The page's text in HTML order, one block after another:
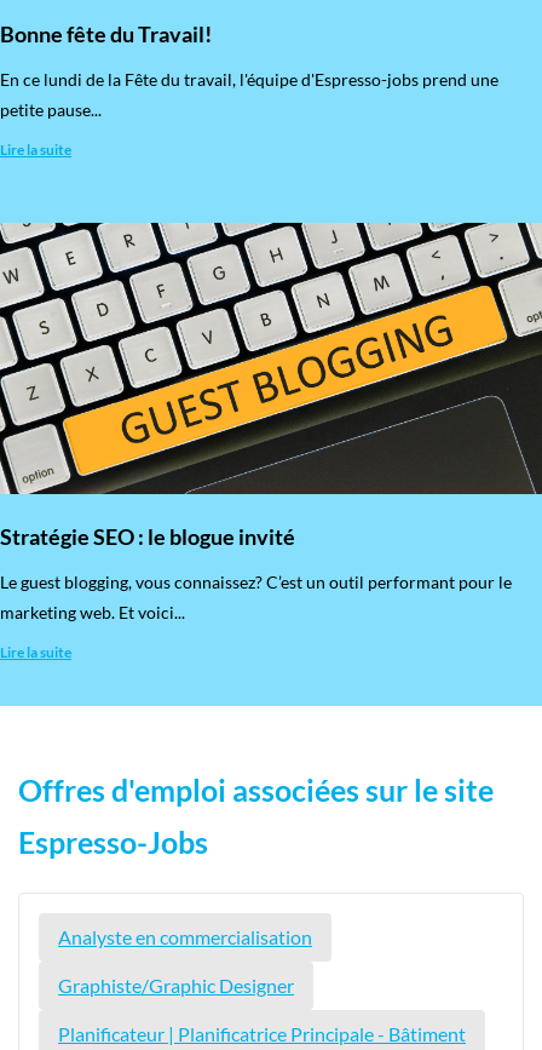
Bonne fête du Travail!
En ce lundi de la Fête du travail, l'équipe d'Espresso-jobs prend une
petite pause...
Lire la suite
Stratégie SEO : le blogue invité
​Le guest blogging, vous connaissez? C’est un outil performant pour le
marketing web. Et voici...
Lire la suite
Offres d'emploi associées sur le site
Espresso-Jobs
Analyste en commercialisation
Graphiste/Graphic Designer
Planificateur | Planificatrice Principale - Bâtiment